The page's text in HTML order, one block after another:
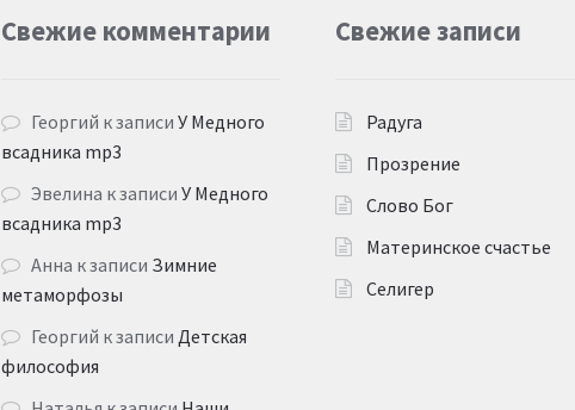
Свежие комментарии
Георгий к записи У Медного
всадника mp3
Эвелина к записи У Медного
всадника mp3
Анна к записи Зимние
метаморфозы
Георгий к записи Детская
философия
Свежие записи
Радуга
Прозрение
Слово Бог
Материнское счастье
Селигер